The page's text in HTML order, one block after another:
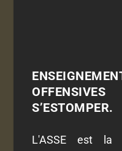
S’ESTOMPER.
L'ASSE est la